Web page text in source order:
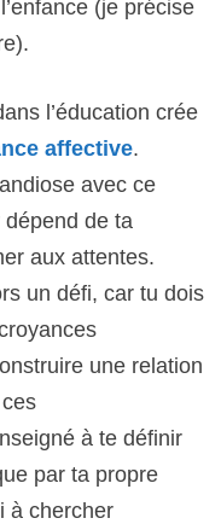
(je précise
l’éducation crée
affective.
avec ce
de ta
aux attentes.
un défi, car tu dois
une relation
à te définir
par ta propre
à chercher